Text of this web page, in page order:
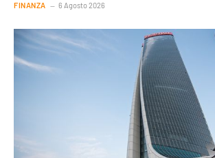
FINANZA 6 Agosto 2026